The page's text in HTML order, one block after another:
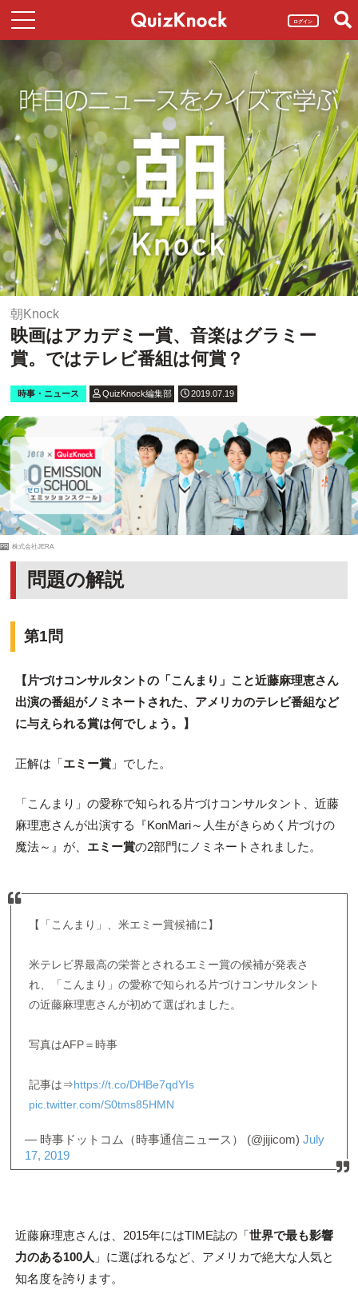
ログイン
朝Knock
映画はアカデミー賞、音楽はグラミー
賞。ではテレビ番組は何賞？
時事・ニュース QuizKnock編集部 2019.07.19
PR 株式会社JERA
問題の解説
第1問
【片づけコンサルタントの「こんまり」こと近藤麻理恵さん
出演の番組がノミネートされた、アメリカのテレビ番組など
に与えられる賞は何でしょう。
】
正解は「エミー賞」でした。
「こんまり」の愛称で知られる片づけコンサルタント、近藤
麻理恵さんが出演する『KonMari～人生がきらめく片づけの
魔法～』が、 エミー賞の2部門にノミネートされました。
【「こんまり」、米エミー賞候補に】
米テレビ界最高の栄誉とされるエミー賞の候補が発表さ
れ、「こんまり」の愛称で知られる片づけコンサルタント
の近藤麻理恵さんが初めて選ばれました。
写真はAFP＝時事
記事は⇒https://t.co/DHBe7qdYIs
pic.twitter.com/S0tms85HMN
— 時事ドットコム（時事通信ニュース） (@jijicom) July
17, 2019
近藤麻理恵さんは、2015年にはTIME誌の「世界で最も影響
力のある100人 」に選ばれるなど、アメリカで絶大な人気と
知名度を誇ります。